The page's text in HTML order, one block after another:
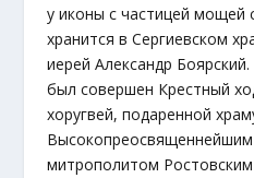
у иконы с частицей мощей
хранится в Сергиевском
иерей Александр
был совершен Крестный
хоругвей, подаренной
митрополитом